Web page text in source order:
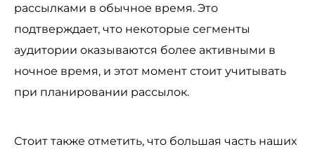
рассылками в обычное время. Это
подтверждает, что некоторые сегменты
аудитории оказываются более активными в
ночное время, и этот момент стоит учитывать
при планировании рассылок.
Стоит также отметить, что большая часть наших